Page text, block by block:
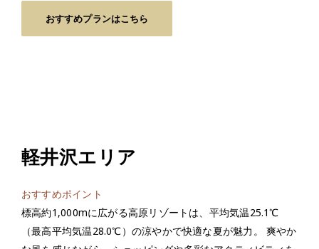
おすすめプランはこちら
軽井沢エリア
おすすめポイント
標高約1,000mに広がる高原リゾートは、平均気温25.1℃
（最高平均気温28.0℃）の涼やかで快適な夏が魅力。
爽やか